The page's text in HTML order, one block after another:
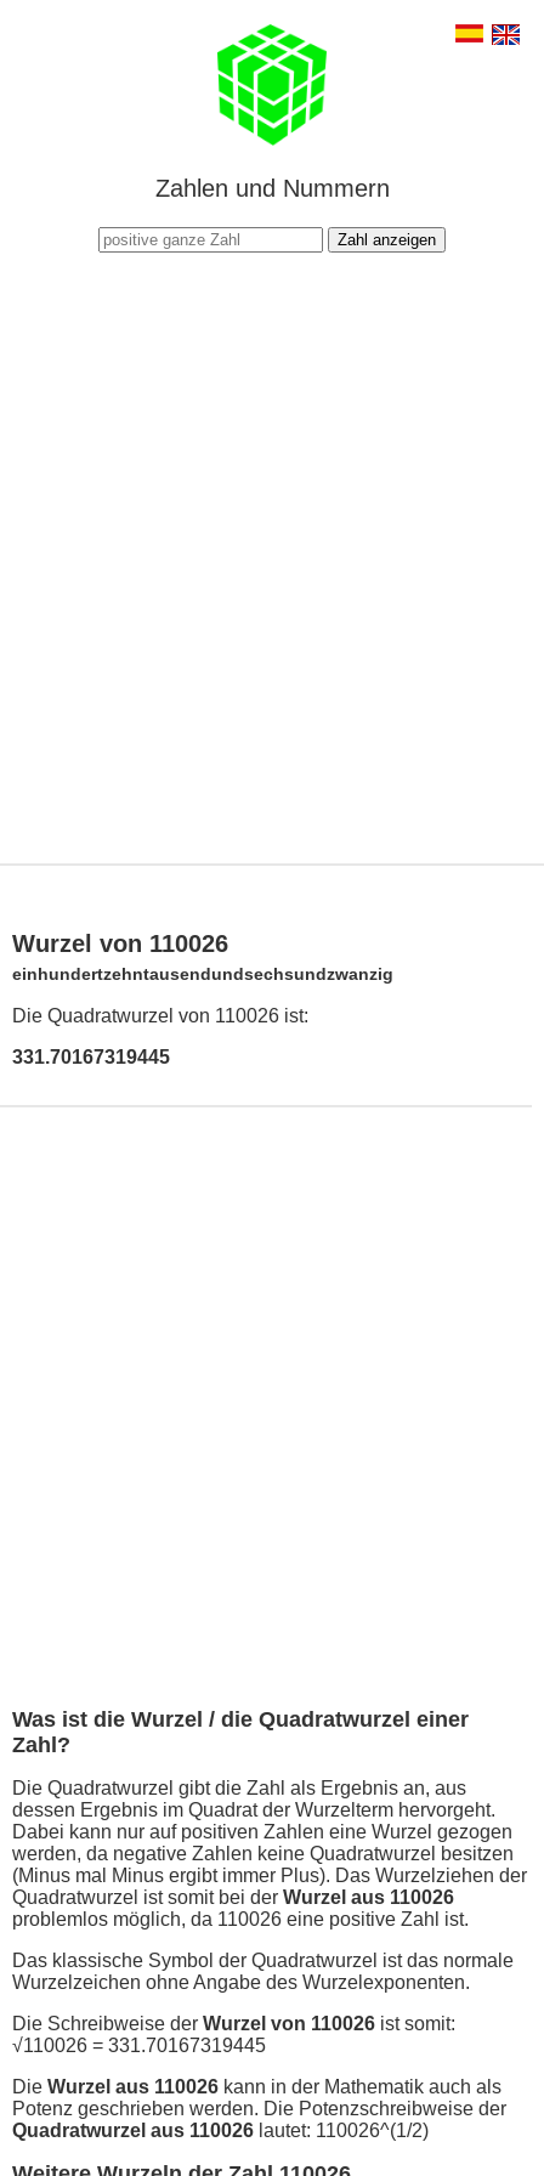
Zahlen und Nummern
Zahl anzeigen
Wurzel von 110026
einhundertzehntausendundsechsundzwanzig
Die Quadratwurzel von 110026 ist:
331.70167319445
Was ist die Wurzel / die Quadratwurzel einer
Zahl?
Die Quadratwurzel gibt die Zahl als Ergebnis an, aus
dessen Ergebnis im Quadrat der Wurzelterm hervorgeht.
Dabei kann nur auf positiven Zahlen eine Wurzel gezogen
werden, da negative Zahlen keine Quadratwurzel besitzen
(Minus mal Minus ergibt immer Plus). Das Wurzelziehen der
Quadratwurzel ist somit bei der Wurzel aus 110026
problemlos möglich, da 110026 eine positive Zahl ist.
Das klassische Symbol der Quadratwurzel ist das normale
Wurzelzeichen ohne Angabe des Wurzelexponenten.
Die Schreibweise der Wurzel von 110026 ist somit:
√110026 = 331.70167319445
Die Wurzel aus 110026 kann in der Mathematik auch als
Potenz geschrieben werden. Die Potenzschreibweise der
Quadratwurzel aus 110026 lautet: 110026^(1/2)